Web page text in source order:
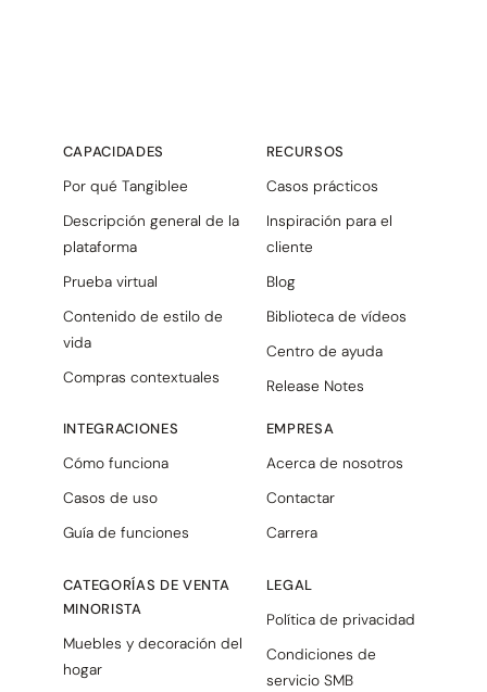
CAPACIDADES
Por qué Tangiblee
Descripción general de la
plataforma
Prueba virtual
Contenido de estilo de
vida
Compras contextuales
INTEGRACIONES
Cómo funciona
Casos de uso
Guía de funciones
CATEGORÍAS DE VENTA
MINORISTA
Muebles y decoración del
hogar
RECURSOS
Casos prácticos
Inspiración para el
cliente
Blog
Biblioteca de vídeos
Centro de ayuda
Release Notes
EMPRESA
Acerca de nosotros
Contactar
Carrera
LEGAL
Política de privacidad
Condiciones de
servicio SMB